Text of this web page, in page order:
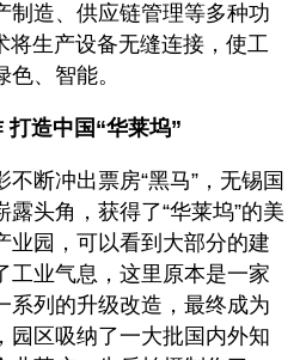
制造、供应链管理等多种功
将生产设备无缝连接，使工
、智能。
造中国“华莱坞”
断冲出票房“黑马”，无锡国
头角，获得了“华莱坞”的美
业园，可以看到大部分的建
工业气息，这里原本是一家
系列的升级改造，最终成为
园区吸纳了一大批国内外知